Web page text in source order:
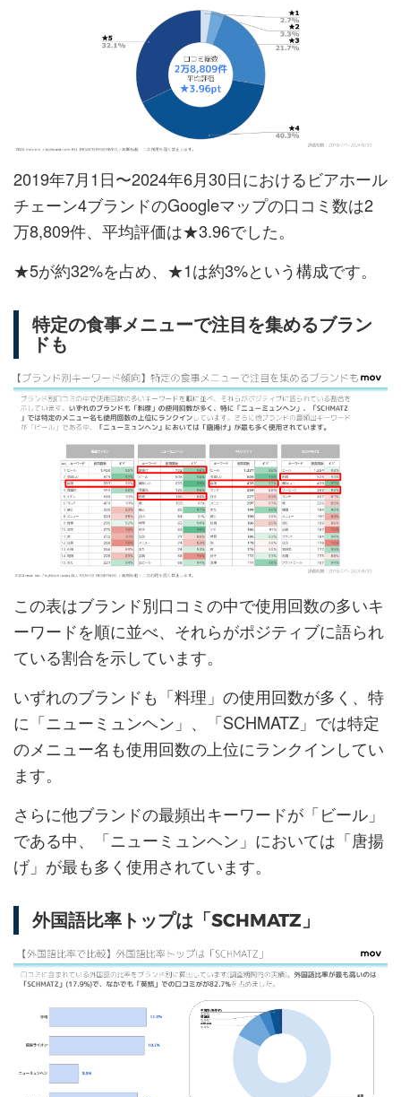
2019年7月1日〜2024年6月30日におけるビアホール
チェーン4ブランドのGoogleマップの口コミ数は2
万8,809件、平均評価は★3.96でした。
★5が約32%を占め、★1は約3%という構成です。
特定の食事メニューで注目を集めるブラン
ドも
この表はブランド別口コミの中で使用回数の多いキ
ーワードを順に並べ、それらがポジティブに語られ
ている割合を示しています。
いずれのブランドも「料理」の使用回数が多く、特
に「ニューミュンヘン」、「SCHMATZ」では特定
のメニュー名も使用回数の上位にランクインしてい
ます。
さらに他ブランドの最頻出キーワードが「ビール」
である中、「ニューミュンヘン」においては「唐揚
げ」が最も多く使用されています。
外国語比率トップは「SCHMATZ」